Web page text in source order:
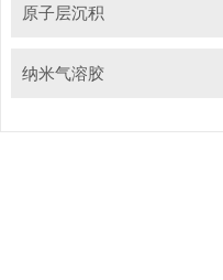
原子层沉积
纳米气溶胶